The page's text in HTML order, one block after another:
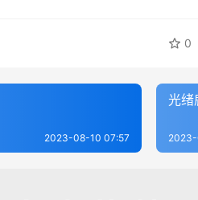
0
2023-08-10 07:57
光绪